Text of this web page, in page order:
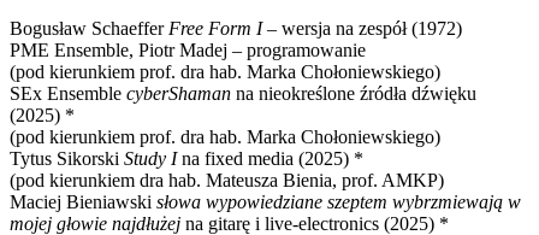
Bogusław Schaeffer Free Form I– wersja na zespół (1972)
PME Ensemble, Piotr Madej – programowanie
(pod kierunkiem prof. dra hab. Marka Chołoniewskiego)
SEx Ensemble cyberShaman na nieokreślone źródła dźwięku
(2025) *
(pod kierunkiem prof. dra hab. Marka Chołoniewskiego)
Tytus Sikorski Study Ina fixed media (2025) *
(pod kierunkiem dra hab. Mateusza Bienia, prof. AMKP)
Maciej Bieniawski słowa wypowiedziane szeptem wybrzmiewają w
mojej głowie najdłużej na gitarę i live-electronics (2025) *